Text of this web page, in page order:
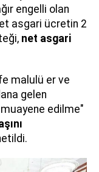
engelli olan
asgari ücretin 2
net asgari
malulü er ve
gelen
edilme"